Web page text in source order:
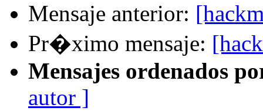
Mensaje anterior:
Pr�ximo mensaje:
Mensajes ordenados
autor ]